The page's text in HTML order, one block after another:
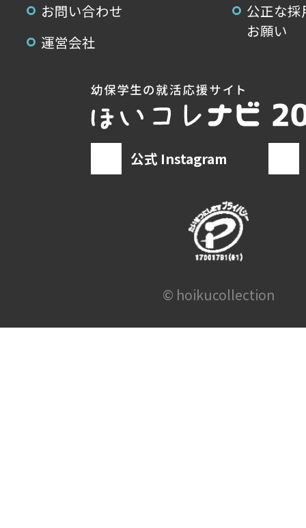
お問い合わせ
公正な
お願い
運営会社
公式 Instagram
© hoikucollection